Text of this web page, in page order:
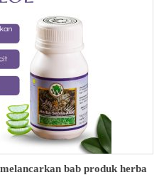
bab produk herba